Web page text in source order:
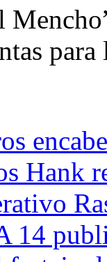
Hank
14